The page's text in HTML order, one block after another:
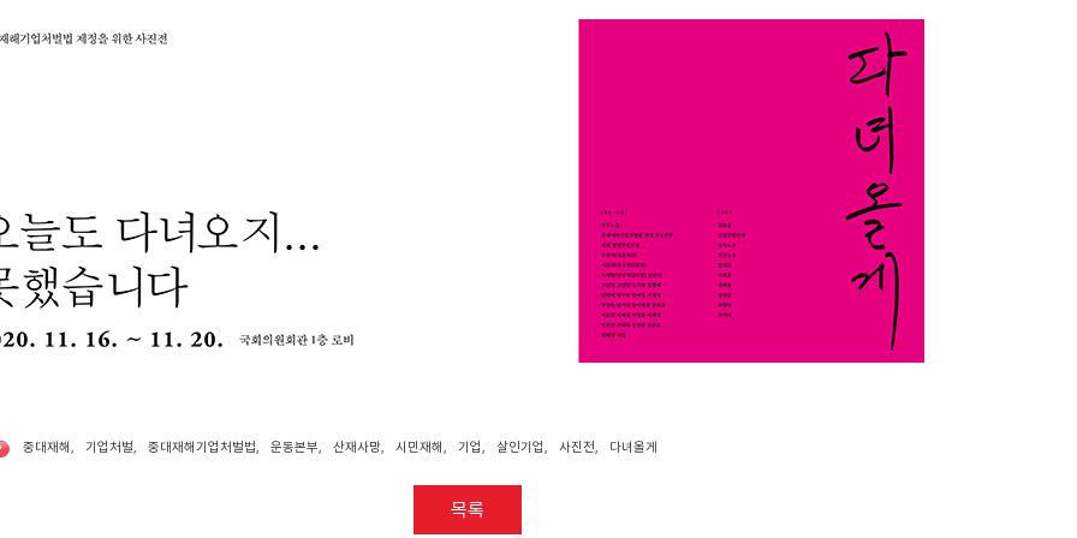
중대재해 , 기업처벌, 중대재해기업처벌법, 운동본부, 산재사망, 시민재해 , 기업, 살인기업, 사진전, 다녀올게
목록